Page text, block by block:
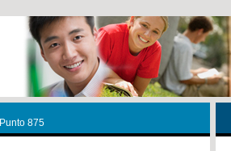
Punto 875